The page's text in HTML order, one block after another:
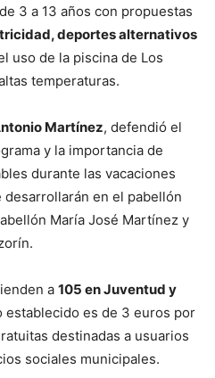
3 a 13 años con propuestas
deportes alternativos
uso de la piscina de Los
temperaturas.
Martínez, defendió el
y la importancia de
durante las vacaciones
en el pabellón
María José Martínez y
a 105 en Juventud y
establecido es de 3 euros por
destinadas a usuarios
sociales municipales.